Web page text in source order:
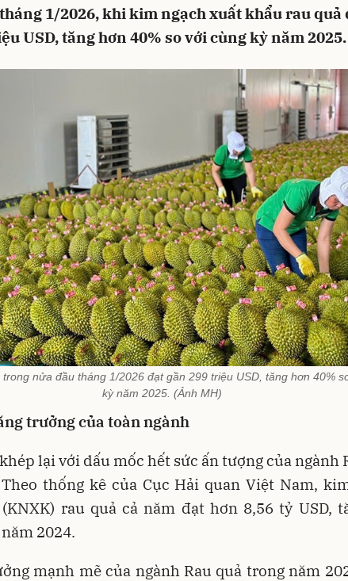
1/2026, khi kim ngạch xuất khẩu rau quả
USD, tăng hơn 40% so với cùng kỳ năm 2025.
trong nửa đầu tháng 1/2026 đạt gần 299 triệu USD, tăng hơn 40%
kỳ năm 2025. (Ảnh MH)
trưởng của toàn ngành
lại với dấu mốc hết sức ấn tượng của ngành
thống kê của Cục Hải quan Việt Nam,
rau quả cả năm đạt hơn 8,56 tỷ USD,
2024.
mạnh mẽ của ngành Rau quả trong năm